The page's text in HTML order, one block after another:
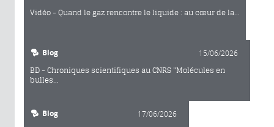
Vidéo - Quand le gaz rencontre le liquide : au cœur de la...
Blog 15/06/2026
BD - Chroniques scientifiques au CNRS "Molécules en
bulles...
Blog 17/06/2026